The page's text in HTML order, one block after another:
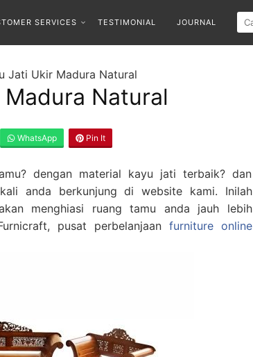
SERVICES TESTIMONIAL JOURNAL
Jati Ukir Madura Natural
Natural
WhatsApp Pin It
dengan material kayu jati terbaik? dan
anda berkunjung di website kami. Inilah
menghiasi ruang tamu anda jauh lebih
pusat perbelanjaan furniture online